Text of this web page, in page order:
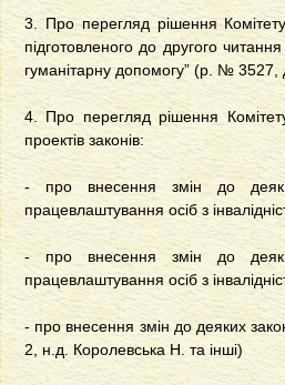
3. Про перегляд рішення
підготовленого до другого
гуманітарну допомогу” (р. № 3527,
4. Про перегляд рішення
проектів законів:
- про внесення змін до
працевлаштування осіб з
- про внесення змін до
працевлаштування осіб з
- про внесення змін до деяких
2, н.д. Королевська Н. та інші)